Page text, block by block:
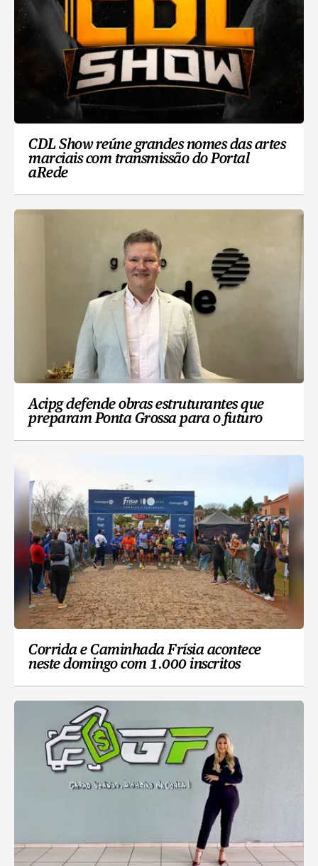
CDL Show reúne grandes nomes das artes
marciais com transmissão do Portal
aRede
Acipg defende obras estruturantes que
preparam Ponta Grossa para o futuro
Corrida e Caminhada Frísia acontece
neste domingo com 1.000 inscritos